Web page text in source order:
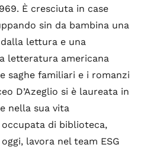
È cresciuta in case
sin da bambina una
lettura e una
letteratura americana
saghe familiari e i romanzi
D’Azeglio si è laureata in
nella sua vita
di biblioteca,
lavora nel team ESG